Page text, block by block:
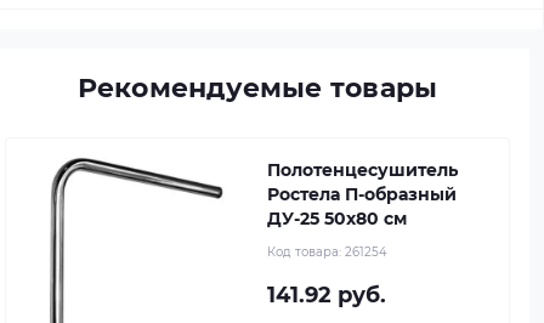
Рекомендуемые товары
Полотенцесушитель
Ростела П-образный
ДУ-25 50x80 см
Код товара: 261254
141.92 руб.